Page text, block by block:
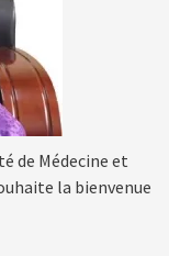
de Médecine et
la bienvenue